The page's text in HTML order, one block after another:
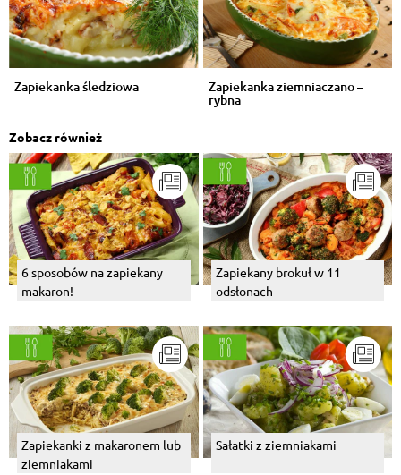
Zapiekanka śledziowa Zapiekanka ziemniaczano –
rybna
Zobacz również
6 sposobów na zapiekany
makaron!
Zapiekany brokuł w 11
odsłonach
Zapiekanki z makaronem lub
ziemniakami
Sałatki z ziemniakami